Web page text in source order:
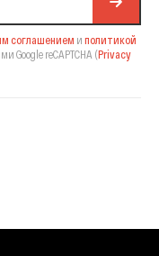
соглашением и политикой
Google reCAPTCHA (Privacy